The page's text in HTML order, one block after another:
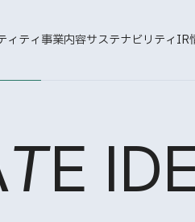
ィティ事業内容サステナビリティIR
TE